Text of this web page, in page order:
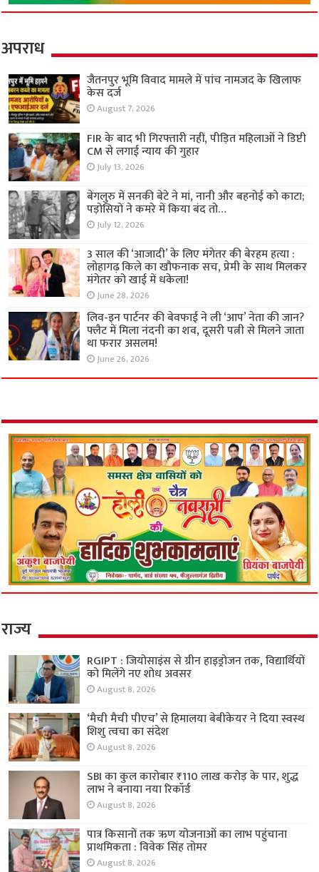
अपराध
जैतनपुर भूमि विवाद मामले में पांच नामजद के खिलाफ
केस दर्ज
August 7, 2026
FIR के बाद भी गिरफ्तारी नहीं, पीड़ित महिलाओं ने डिप्टी
CM से लगाई न्याय की गुहार
July 13, 2026
बेंगलुरु में सनकी बेटे ने मां, नानी और बहनोई को काटा;
पड़ोसियों ने कमरे में किया बंद तो…
July 12, 2026
3 साल की ‘आजादी’ के लिए मंगेतर की बेरहम हत्या :
लोहागढ़ किले का खौफनाक सच, प्रेमी के साथ मिलकर
मंगेतर को खाई में धकेला!
June 28, 2026
लिव-इन पार्टनर की बेवफाई ने ली ‘आप’ नेता की जान?
फ्लैट में मिला नंदनी का शव, दूसरी पत्नी से मिलने जाता
था फरार असलम!
June 26, 2026
राज्य
RGIPT : जियोसाइंस से ग्रीन हाइड्रोजन तक, विद्यार्थियों
को मिलेंगे नए शोध अवसर
August 8, 2026
‘मैची मैची पीएच’ से हिमालया बेबीकेयर ने दिया स्वस्थ
शिशु त्वचा का संदेश
August 8, 2026
SBI का कुल कारोबार ₹110 लाख करोड़ के पार, शुद्ध
लाभ ने बनाया नया रिकॉर्ड
August 8, 2026
पात्र किसानों तक ऋण योजनाओं का लाभ पहुंचाना
प्राथमिकता : विवेक सिंह तोमर
August 8, 2026